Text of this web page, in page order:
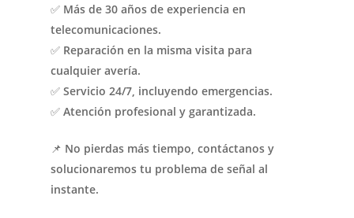
✅ Más de 30 años de experiencia en
telecomunicaciones.
✅ Reparación en la misma visita para
cualquier avería.
✅Servicio 24/7, incluyendo emergencias.
✅Atención profesional y garantizada.
📌 No pierdas más tiempo, contáctanos y
solucionaremos tu problema de señal al
instante.